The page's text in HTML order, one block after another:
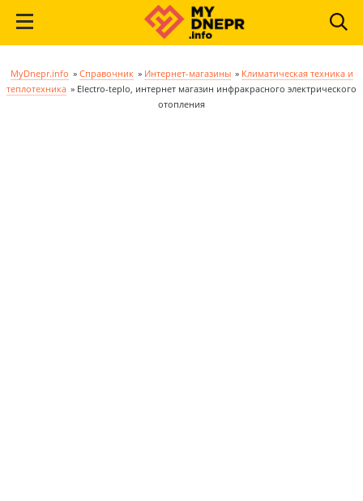
MyDnepr.info » Справочник » Интернет-магазины » Климатическая техника и
теплотехника » Electro-teplo, интернет магазин инфракрасного электрического
отопления